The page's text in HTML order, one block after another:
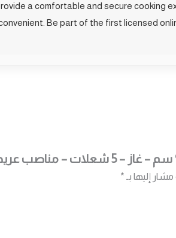
a comfortable and secure cooking
Be part of the first licensed
إليها بـ *